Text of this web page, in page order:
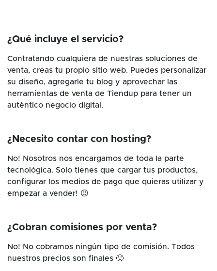
¿Qué incluye el servicio?
Contratando cualquiera de nuestras soluciones de
venta, creas tu propio sitio web. Puedes personalizar
su diseño, agregarle tu blog y aprovechar las
herramientas de venta de Tiendup para tener un
auténtico negocio digital.
¿Necesito contar con hosting?
No! Nosotros nos encargamos de toda la parte
tecnológica. Solo tienes que cargar tus productos,
configurar los medios de pago que quieras utilizar y
empezar a vender! 😉
¿Cobran comisiones por venta?
No! No cobramos ningún tipo de comisión. Todos
nuestros precios son finales 🙂